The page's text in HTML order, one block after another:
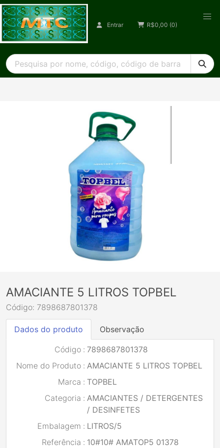
Entrar R$0,00 (0)
AMACIANTE 5 LITROS TOPBEL
Código: 7898687801378
Dados do produto Observação
Código : 7898687801378
Nome do Produto : AMACIANTE 5 LITROS TOPBEL
Marca : TOPBEL
Categoria : AMACIANTES / DETERGENTES
/ DESINFETES
Embalagem : LITROS/5
Referência : 10#10# AMATOP5 01378